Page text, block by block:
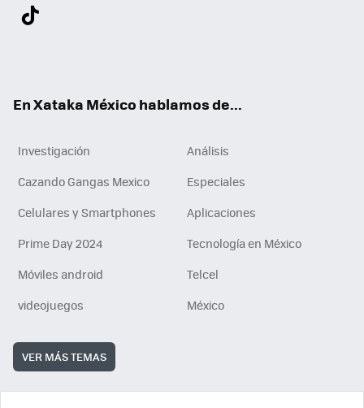
En Xataka México hablamos de...
Investigación
Análisis
Cazando Gangas Mexico
Especiales
Celulares y Smartphones
Aplicaciones
Prime Day 2024
Tecnología en México
Móviles android
Telcel
videojuegos
México
VER MÁS TEMAS